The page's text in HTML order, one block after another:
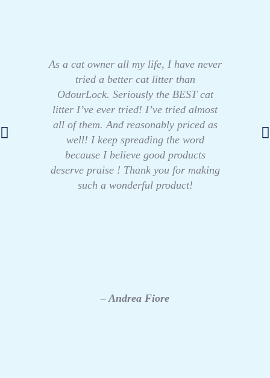
As a cat owner all my life, I have never
tried a better cat litter than
OdourLock. Seriously the BEST cat
litter I’ve ever tried! I’ve tried almost
all of them. And reasonably priced as
well! I keep spreading the word
because I believe good products
deserve praise ! Thank you for making
such a wonderful product!
– Andrea Fiore